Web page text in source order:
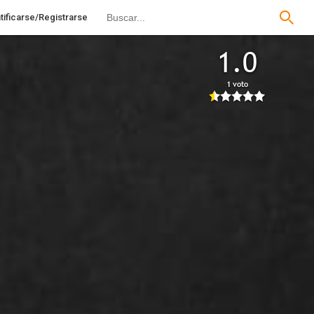
Registrarse
1.0
1 voto